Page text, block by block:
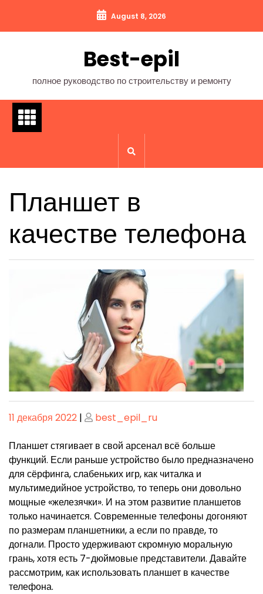
содержимому
August 8, 2026
Best-epil
полное руководство по строительству и ремонту
Планшет в
качестве телефона
Опубликовано
11 декабря 2022 | Опубликовано
best_epil_ru
Планшет стягивает в свой арсенал всё больше
функций. Если раньше устройство было предназначено
для сёрфинга, слабеньких игр, как читалка и
мультимедийное устройство, то теперь они довольно
мощные «железячки». И на этом развитие планшетов
только начинается. Современные телефоны догоняют
по размерам планшетники, а если по правде, то
догнали. Просто удерживают скромную моральную
грань, хотя есть 7-дюймовые представители. Давайте
рассмотрим, как использовать планшет в качестве
телефона.